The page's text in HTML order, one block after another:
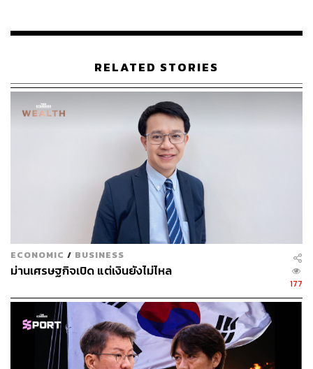
46% แต่ไทย 36% ดังนั้นเราอาจสามารถแข่งขันในเรื่องราคา
ได้ เช่น ชิ้นส่วนโทรศัพท์มือถือ เครื่องคอมพิวเตอร์และ
อุปกรณ์ และอุปกรณ์เซมิคอนดักเตอร์ นี่คือโอกาสของไทย
ในครั้งนี้ ซึ่งเราเห็นได้จากสมัยทรัมป์ 1 ที่หลังจากที่จีนถูกตั้ง
กำแพงภาษี สหรัฐฯ ก็หันไปซื้อสินค้าจากประเทศอื่นเพิ่มขึ้น
เช่น ไทย เวียดนาม และไต้หวัน แทนสินค้าจากจีนในตอนนั้น
นอกจากผลกระทบที่จะเกิดขึ้นกับการส่งออกของไทยแล้ว
สินค้านำเข้าน่าจะเพิ่มขึ้นเนื่องจากทุกประเทศต้องหาตลาด
ใหม่ โดยเฉพาะสินค้าจากจีนและสินค้าประเภทเหล็ก
อย่างไรก็ตาม เชื่อว่าสหรัฐฯ ต้องการให้นานาประเทศรวมทั้ง
ไทยเจรจาเพิ่มเติมเพื่อเอื้อประโยชน์ให้กับสหรัฐฯ มากขึ้นกว่า
เดิม แลกกับการขอปรับลดอัตราภาษีนำเข้า เพราะในเอกสาร
ของสหรัฐฯ ระบุว่าทุกอย่างปรับเปลี่ยนได้หากมีการเจรจา
โดยประเมินว่ามี 3 แนวทางที่ทางสหรัฐฯ ต้องการจากไทย
RELATED STORIES
ECONOMIC / BUSINESS
ม่านเศรษฐกิจเปิด แต่เงินยังไม่ไหล
177